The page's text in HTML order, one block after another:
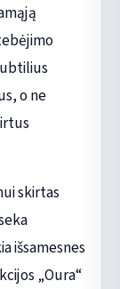
o ne
skirtas
išsamesnes
„Oura“